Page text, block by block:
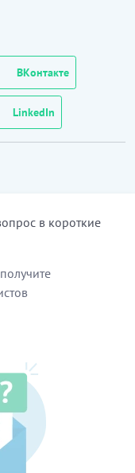
ВКонтакте
LinkedIn
в короткие